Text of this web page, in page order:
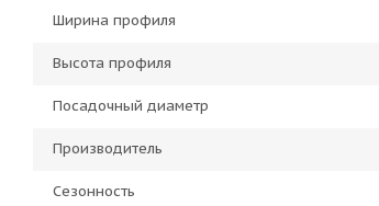
Ширина профиля
Высота профиля
Посадочный диаметр
Производитель
Сезонность